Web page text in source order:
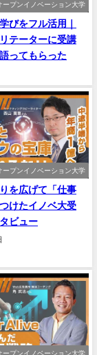
ープンイノベーション大学
びをフル活用｜
テーターに受講
ってもらった
ープンイノベーション大学
を広げて「仕事
けたイノベ大受
ビュー
ープンイノベーション大学